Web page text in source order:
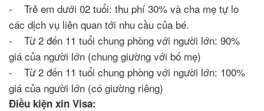
- Trẻ em dưới 02 tuổi: thu phí 30% và cha mẹ tự lo
các dịch vụ liên quan tới nhu cầu của bé.
- Từ 2 đến 11 tuổi chung phòng với người lớn: 90%
giá của người lớn (chung giường với bố mẹ)
- Từ 2 đến 11 tuổi chung phòng với người lớn: 100%
giá của người lớn (có giường riêng)
Điều kiện xin Visa: